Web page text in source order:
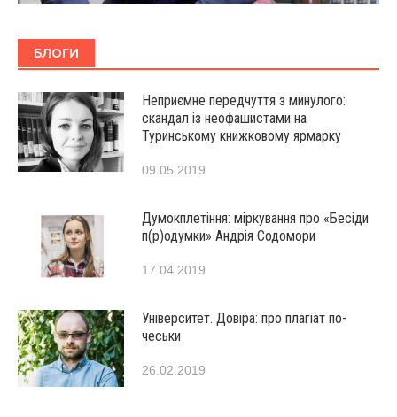
БЛОГИ
Неприємне передчуття з минулого:
скандал із неофашистами на
Туринському книжковому ярмарку
09.05.2019
Думокплетіння: міркування про «Бесіди
п(р)одумки» Андрія Содомори
17.04.2019
Університет. Довіра: про плагіат по-
чеськи
26.02.2019